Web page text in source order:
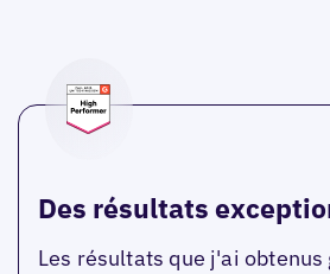
Des résultats
Les résultats que j'ai obtenus